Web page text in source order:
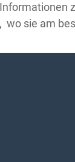
wo sie am